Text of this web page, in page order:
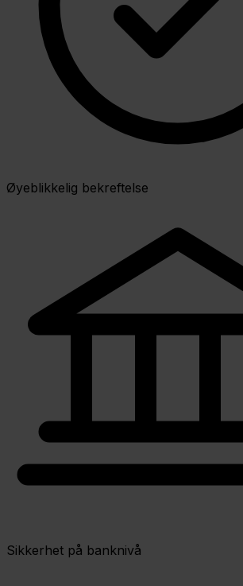
Øyeblikkelig bekreftelse
Sikkerhet på banknivå